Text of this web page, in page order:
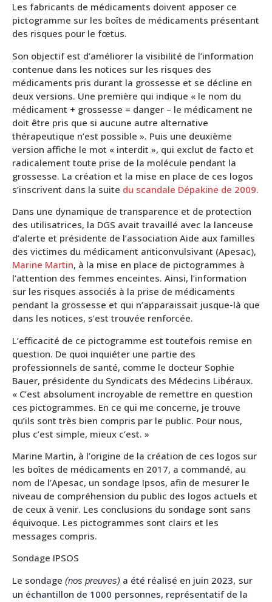
Les fabricants de médicaments doivent apposer ce
pictogramme sur les boîtes de médicaments présentant
des risques pour le fœtus.
Son objectif est d’améliorer la visibilité de l’information
contenue dans les notices sur les risques des
médicaments pris durant la grossesse et se décline en
deux versions. Une première qui indique « le nom du
médicament + grossesse = danger – le médicament ne
doit être pris que si aucune autre alternative
thérapeutique n’est possible ». Puis une deuxième
version affiche le mot « interdit », qui exclut de facto et
radicalement toute prise de la molécule pendant la
grossesse. La création et la mise en place de ces logos
s’inscrivent dans la suite du scandale Dépakine de 2009.
Dans une dynamique de transparence et de protection
des utilisatrices, la DGS avait travaillé avec la lanceuse
d’alerte et présidente de l’association Aide aux familles
des victimes du médicament anticonvulsivant (Apesac),
Marine Martin, à la mise en place de pictogrammes à
l’attention des femmes enceintes. Ainsi, l’information
sur les risques associés à la prise de médicaments
pendant la grossesse et qui n’apparaissait jusque-là que
dans les notices, s’est trouvée renforcée.
L’efficacité de ce pictogramme est toutefois remise en
question. De quoi inquiéter une partie des
professionnels de santé, comme le docteur Sophie
Bauer, présidente du Syndicats des Médecins Libéraux.
« C’est absolument incroyable de remettre en question
ces pictogrammes. En ce qui me concerne, je trouve
qu’ils sont très bien compris par le public. Pour nous,
plus c’est simple, mieux c’est. »
Marine Martin, à l’origine de la création de ces logos sur
les boîtes de médicaments en 2017, a commandé, au
nom de l’Apesac, un sondage Ipsos, afin de mesurer le
niveau de compréhension du public des logos actuels et
de ceux à venir. Les conclusions du sondage sont sans
équivoque. Les pictogrammes sont clairs et les
messages compris.
Sondage IPSOS
Le sondage (nos preuves) a été réalisé en juin 2023, sur
un échantillon de 1000 personnes, représentatif de la